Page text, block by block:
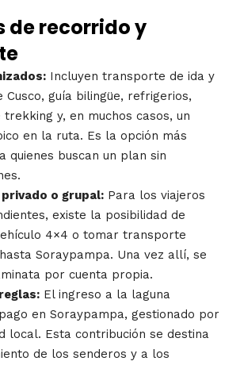
de recorrido y
Incluyen transporte de ida y
Cusco, guía bilingüe, refrigerios,
y, en muchos casos, un
en la ruta. Es la opción más
quienes buscan un plan sin
o grupal: Para los viajeros
existe la posibilidad de
4×4 o tomar transporte
Soraypampa. Una vez allí, se
por cuenta propia.
El ingreso a la laguna
en Soraypampa, gestionado por
local. Esta contribución se destina
de los senderos y a los